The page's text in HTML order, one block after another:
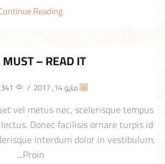
Reading
– READ IT!
مايو 14, 2017 /
vel metus nec, scelerisque tempus
Donec facilisis ornare turpis id
interdum dolor in vestibulum.
Proin...